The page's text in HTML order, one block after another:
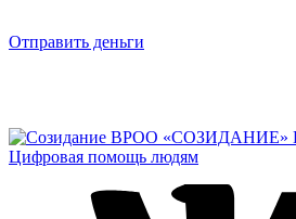
Отправить деньги
ВРОО «СОЗИДАНИЕ»
Цифровая помощь людям